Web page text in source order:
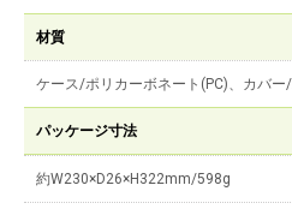
材質
ケース/ポリカーボネート(PC)、カバー
パッケージ寸法
約W230×D26×H322mm/598g